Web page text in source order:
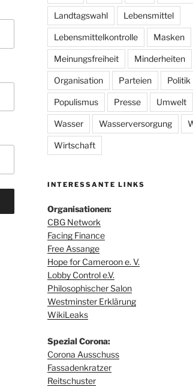
Landtagswahl Lebensmittel
Lebensmittelkontrolle Masken
Meinungsfreiheit Minderheiten
Organisation Parteien Politik
Populismus Presse Umwelt
Wasser Wasserversorgung
Wirtschaft
INTERESSANTE LINKS
Organisationen:
CBG Network
Facing Finance
Free Assange
Hope for Cameroon e. V.
Lobby Control e.V.
Philosophischer Salon
Westminster Erklärung
WikiLeaks
Spezial Corona:
Corona Ausschuss
Fassadenkratzer
Reitschuster